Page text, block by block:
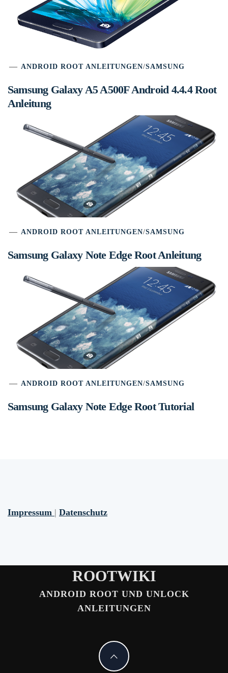
ANDROID ROOT ANLEITUNGEN/SAMSUNG
Samsung Galaxy A5 A500F Android 4.4.4 Root
Anleitung
ANDROID ROOT ANLEITUNGEN/SAMSUNG
Samsung Galaxy Note Edge Root Anleitung
ANDROID ROOT ANLEITUNGEN/SAMSUNG
Samsung Galaxy Note Edge Root Tutorial
Impressum | Datenschutz
ROOTWIKI
ANDROID ROOT UND UNLOCK
ANLEITUNGEN